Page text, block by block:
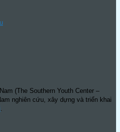
(The Southern Youth Center –
nghiên cứu, xây dựng và triển khai